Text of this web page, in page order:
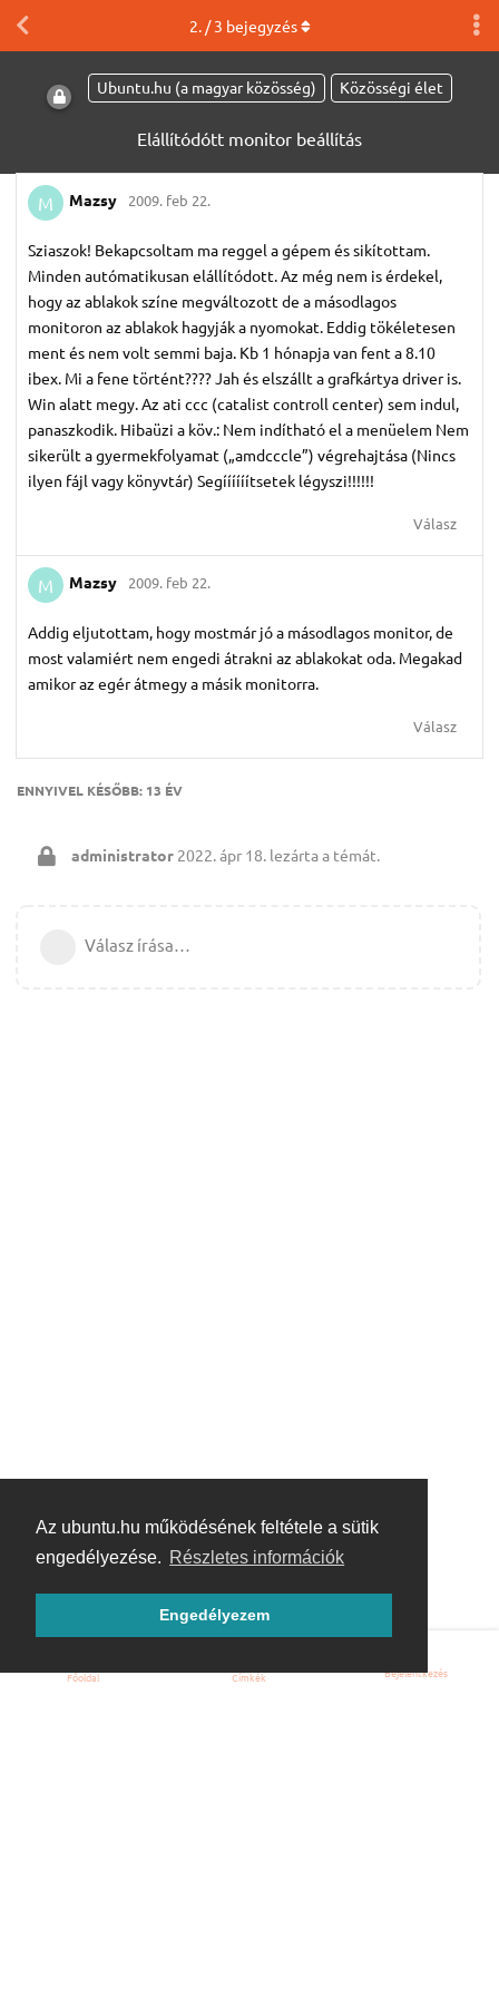
Az ubuntu.hu működésének feltétele a sütik
engedélyezése. Részletes információk
Engedélyezem
Ubuntu.hu (a magyar közösség) Közösségi élet
Elállítódótt monitor beállítás
2. /3 bejegyzés
M Mazsy 2009. feb 22.
Sziaszok! Bekapcsoltam ma reggel a gépem és sikítottam.
Minden autómatikusan elállítódott. Az még nem is érdekel,
hogy az ablakok színe megváltozott de a másodlagos
monitoron az ablakok hagyják a nyomokat. Eddig tökéletesen
ment és nem volt semmi baja. Kb 1 hónapja van fent a 8.10
ibex. Mi a fene történt???? Jah és elszállt a grafkártya driver is.
Win alatt megy. Az ati ccc (catalist controll center) sem indul,
panaszkodik. Hibaüzi a köv.: Nem indítható el a menüelem Nem
sikerült a gyermekfolyamat („amdcccle”) végrehajtása (Nincs
ilyen fájl vagy könyvtár) Segíííííítsetek légyszi!!!!!!
Válasz
M Mazsy 2009. feb 22.
Addig eljutottam, hogy mostmár jó a másodlagos monitor, de
most valamiért nem engedi átrakni az ablakokat oda. Megakad
amikor az egér átmegy a másik monitorra.
Válasz
ENNYIVEL KÉSŐBB: 13 ÉV
administrator 2022. ápr 18. lezárta a témát.
Válasz írása…
Főoldal Címkék Bejelentkezés